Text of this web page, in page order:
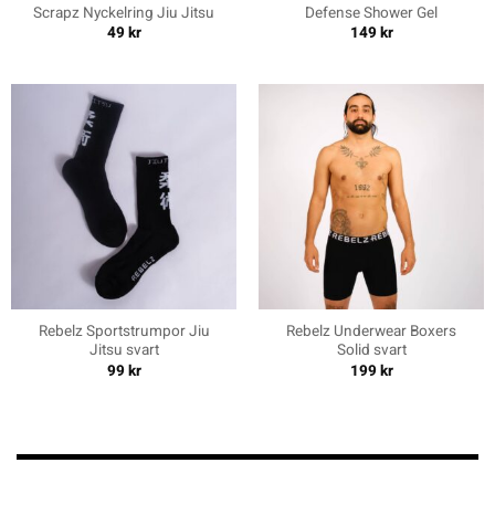
Scrapz Nyckelring Jiu Jitsu
49kr
Defense Shower Gel
149kr
Rebelz Sportstrumpor Jiu
Jitsu svart
99kr
Rebelz Underwear Boxers
Solid svart
199kr